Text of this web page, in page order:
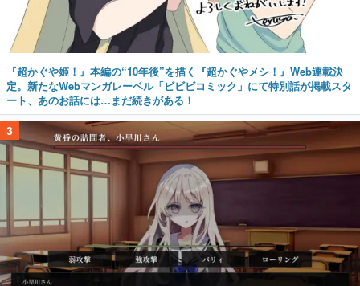
『超かぐや姫！』本編の“10年後”を描く『超かぐやメシ！』Web連載決
定。新たなWebマンガレーベル「ビビビコミック」にて特別話が掲載スタ
ート、あのお話には…まだ続きがある！
3